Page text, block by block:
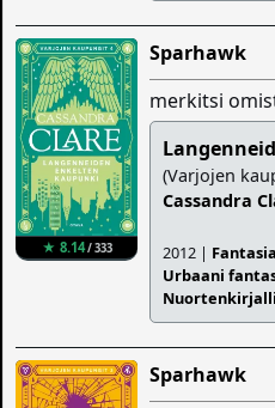
★ 8.14/ 333
Sparhawk
merkitsi
(Varjojen
Cassandra
2012 | Fantasia
Urbaani
Sparhawk